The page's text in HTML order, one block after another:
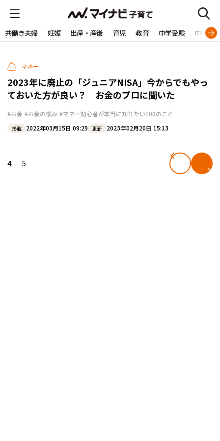
共働き夫婦 妊娠 出産・産後 育児 教育 中学受験 中学生
マネー
2023年に廃止の「ジュニアNISA」今からでもやっ
ておいた方が良い？ お金のプロに聞いた
#お金 #お金の悩み #マネー初心者が本当に知りたい100のこと
掲載 2022年03月15日 09:29 更新 2023年02月20日 15:13
4 5